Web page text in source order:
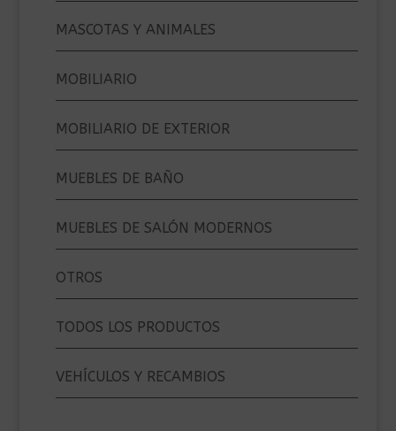
MASCOTAS Y ANIMALES
MOBILIARIO
MOBILIARIO DE EXTERIOR
MUEBLES DE BAÑO
MUEBLES DE SALÓN MODERNOS
OTROS
TODOS LOS PRODUCTOS
VEHÍCULOS Y RECAMBIOS